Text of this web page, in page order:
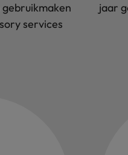
services
jaar